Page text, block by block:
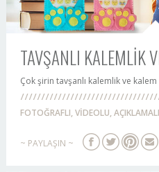
TAVŞANLI KALEMLİK
Çok şirin tavşanlı kalemlik ve kalem
FOTOĞRAFLI, VİDEOLU,
~ PAYLAŞIN ~